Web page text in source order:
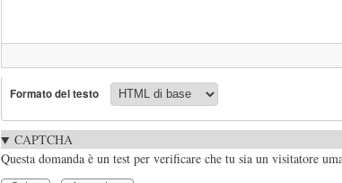
Formato del testo
CAPTCHA
Questa domanda è un test per verificare che tu sia un visitatore